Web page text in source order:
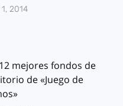
2014
mejores fondos de
de «Juego de